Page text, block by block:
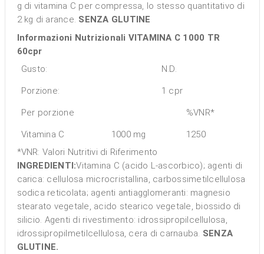
g di vitamina C per compressa, lo stesso quantitativo di
2 kg di arance. SENZA GLUTINE
Informazioni Nutrizionali VITAMINA C 1000 TR
60cpr
Gusto:
N.D.
Porzione: 1 cpr
Per porzione %VNR*
Vitamina C 1000 mg
1250
*VNR: Valori Nutritivi di Riferimento
INGREDIENTI:Vitamina C (acido L-ascorbico); agenti di
carica: cellulosa microcristallina, carbossimetilcellulosa
sodica reticolata; agenti antiagglomeranti: magnesio
stearato vegetale, acido stearico vegetale, biossido di
silicio. Agenti di rivestimento: idrossipropilcellulosa,
idrossipropilmetilcellulosa, cera di carnauba. SENZA
GLUTINE.